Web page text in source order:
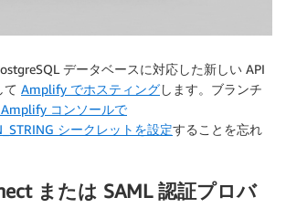
データベースに対応した新しい API
て Amplify でホスティングします。ブランチ
Amplify コンソールで
シークレットを設定することを忘れ
または SAML 認証プロバ